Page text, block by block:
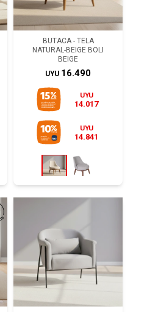
BUTACA - TELA
NATURAL-BEIGE BOLI
BEIGE
UYU 16.490
UYU
14.017
UYU
14.841